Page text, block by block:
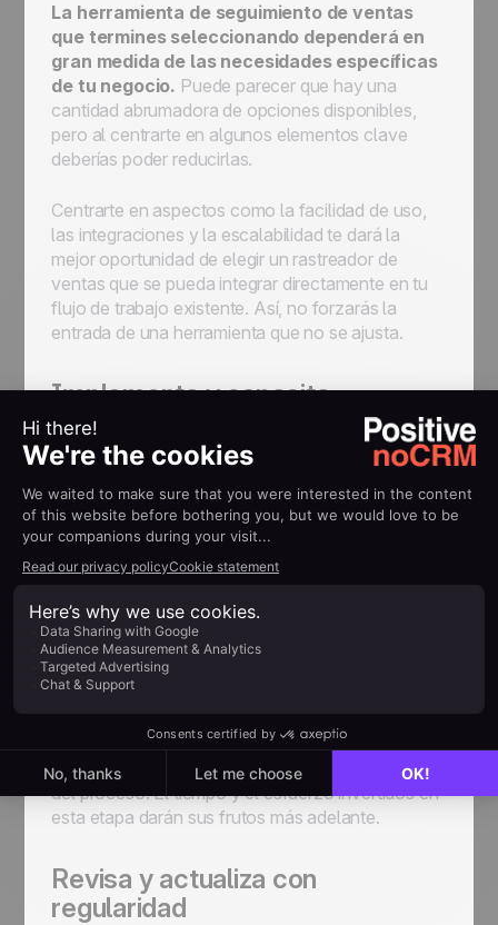
La herramienta de seguimiento de ventas
que termines seleccionando dependerá en
gran medida de las necesidades específicas
de tu negocio. Puede parecer que hay una
cantidad abrumadora de opciones disponibles,
pero al centrarte en algunos elementos clave
deberías poder reducirlas.
Centrarte en aspectos como la facilidad de uso,
las integraciones y la escalabilidad te dará la
mejor oportunidad de elegir un rastreador de
ventas que se pueda integrar directamente en tu
flujo de trabajo existente. Así, no forzarás la
entrada de una herramienta que no se ajusta.
Implementa y capacita
Una vez que hayas descubierto qué necesitas
rastrear y con qué herramienta lo harás, es hora
de sumergirte y comenzar. Pero antes de
implementar el rastreador en tu proceso, es muy
recomendable brindar una capacitación a tu
equipo.
Asegurarte de que todos comprendan cómo
usar la herramienta de manera efectiva
reducirá los errores no forzados
Adicionalmente, mantendrá la motivación lo más
nuevo flujo de trabajo. No tengas miedo de
dedicar todo el tiempo que necesites a esta parte
del proceso. El tiempo y el esfuerzo invertidos en
esta etapa darán sus frutos más adelante.
Revisa y actualiza con
regularidad